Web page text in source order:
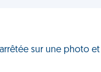
sur une photo